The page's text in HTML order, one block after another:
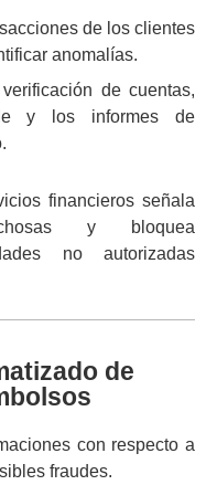
de los clientes
anomalías.
de cuentas,
y los informes de
financieros señala
y bloquea
no autorizadas
de
con respecto a
fraudes.